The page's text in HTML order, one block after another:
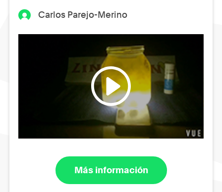
Carlos Parejo-Merino
Más información